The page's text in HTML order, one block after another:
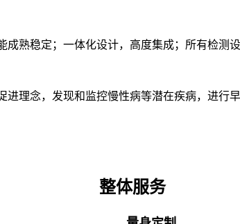
成熟稳定；一体化设计，高度集成；所有检测
进理念，发现和监控慢性病等潜在疾病，进行
服务